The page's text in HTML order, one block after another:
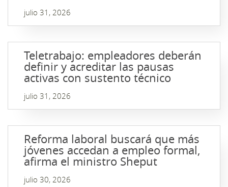
julio 31, 2026
Teletrabajo: empleadores deberán
definir y acreditar las pausas
activas con sustento técnico
julio 31, 2026
Reforma laboral buscará que más
jóvenes accedan a empleo formal,
afirma el ministro Sheput
julio 30, 2026